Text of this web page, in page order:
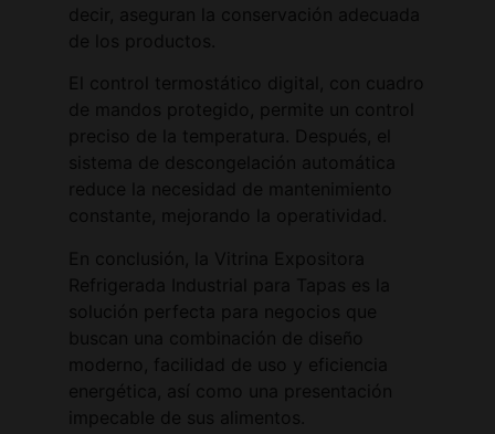
decir, aseguran la conservación adecuada
de los productos.
El control termostático digital, con cuadro
de mandos protegido, permite un control
preciso de la temperatura. Después, el
sistema de descongelación automática
reduce la necesidad de mantenimiento
constante, mejorando la operatividad.
En conclusión, la Vitrina Expositora
Refrigerada Industrial para Tapas es la
solución perfecta para negocios que
buscan una combinación de diseño
moderno, facilidad de uso y eficiencia
energética, así como una presentación
impecable de sus alimentos.